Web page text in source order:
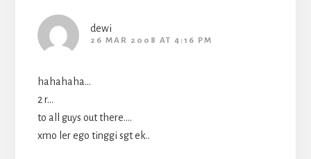
dewi
26 MAR 2008 AT 4:16 PM
hahahaha…
2 r…
to all guys out there….
xmo ler ego tinggi sgt ek..